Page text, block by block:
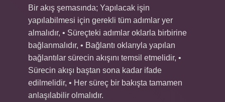
Bir akış şemasında; Yapılacak işin
yapılabilmesi için gerekli tüm adımlar yer
almalıdır, • Süreçteki adımlar oklarla birbirine
bağlanmalıdır, • Bağlantı oklarıyla yapılan
bağlantılar sürecin akışını temsil etmelidir, •
Sürecin akışı baştan sona kadar ifade
edilmelidir, • Her süreç bir bakışta tamamen
anlaşılabilir olmalıdır.